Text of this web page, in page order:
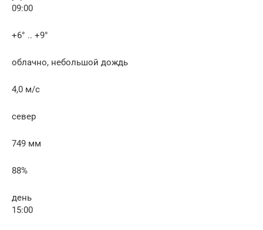
09:00
+6° .. +9°
облачно, небольшой дождь
4,0 м/с
север
749 мм
88%
день
15:00